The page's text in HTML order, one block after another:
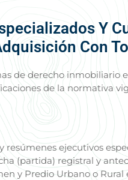
Y
Con
de derecho
de la normativa
resúmenes ejecutivos
(partida) registral y
y Predio Urbano o